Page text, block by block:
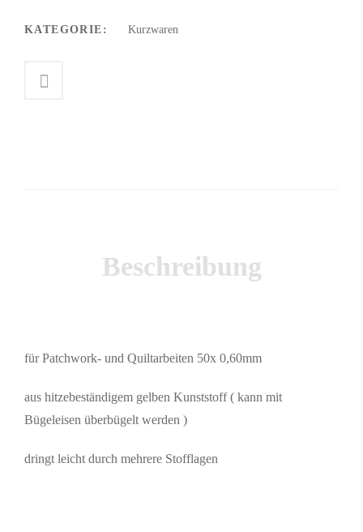
KATEGORIE: Kurzwaren
Beschreibung
für Patchwork- und Quiltarbeiten 50x 0,60mm
aus hitzebeständigem gelben Kunststoff ( kann mit
Bügeleisen überbügelt werden )
dringt leicht durch mehrere Stofflagen